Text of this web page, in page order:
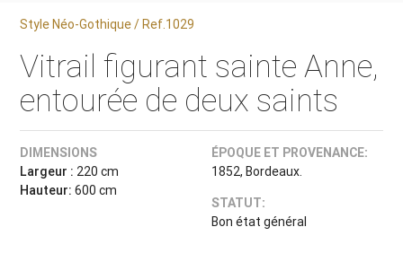
Style Néo-Gothique / Ref.1029
Vitrail figurant sainte Anne,
entourée de deux saints
DIMENSIONS
Largeur : 220 cm
Hauteur: 600 cm
ÉPOQUE ET PROVENANCE:
1852, Bordeaux.
STATUT:
Bon état général